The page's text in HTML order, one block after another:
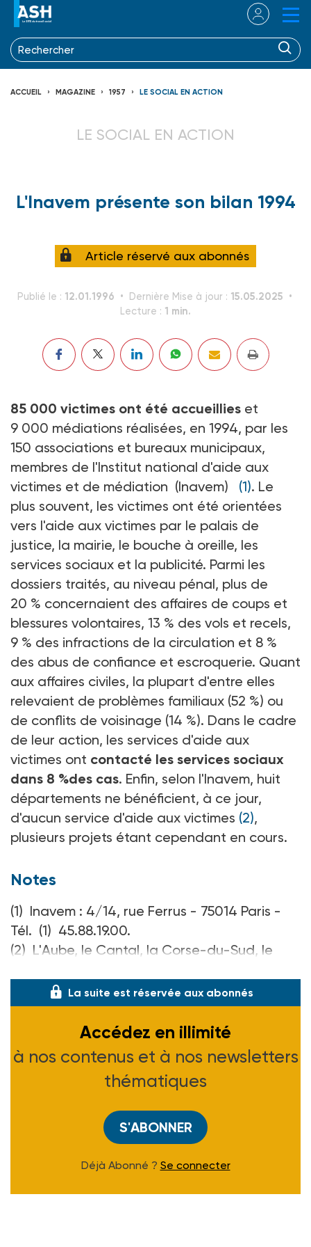
ACCUEIL MAGAZINE 1957 LE SOCIAL EN ACTION
LE SOCIAL EN ACTION
L'Inavem présente son bilan 1994
Article réservé aux abonnés
Publié le : 12.01.1996 Dernière Mise à jour : 15.05.2025
Lecture : 1 min.
85 000 victimes ont été accueillies et
9 000 médiations réalisées, en 1994, par les
150 associations et bureaux municipaux,
membres de l'Institut national d'aide aux
victimes et de médiation (Inavem) (1). Le
plus souvent, les victimes ont été orientées
vers l'aide aux victimes par le palais de
justice, la mairie, le bouche à oreille, les
services sociaux et la publicité. Parmi les
dossiers traités, au niveau pénal, plus de
20 % concernaient des affaires de coups et
blessures volontaires, 13 % des vols et recels,
9 % des infractions de la circulation et 8 %
des abus de confiance et escroquerie. Quant
aux affaires civiles, la plupart d'entre elles
relevaient de problèmes familiaux (52 %) ou
de conflits de voisinage (14 %). Dans le cadre
de leur action, les services d'aide aux
victimes ont contacté les services sociaux
dans 8 %des cas. Enfin, selon l'Inavem, huit
départements ne bénéficient, à ce jour,
d'aucun service d'aide aux victimes (2),
plusieurs projets étant cependant en cours.
Notes
(1) Inavem : 4/14, rue Ferrus - 75014 Paris -
Tél. (1) 45.88.19.00.
(2) L'Aube, le Cantal, la Corse-du-Sud, le
La suite est réservée aux abonnés
Accédez en illimité
à nos contenus et à nos newsletters
thématiques
S'ABONNER
Déjà Abonné ? Se connecter